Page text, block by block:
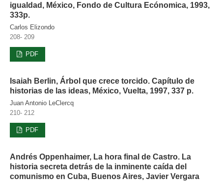
igualdad, México, Fondo de Cultura Ecónomica, 1993,
333p.
Carlos Elizondo
208- 209
PDF
Isaiah Berlin, Árbol que crece torcido. Capítulo de
historias de las ideas, México, Vuelta, 1997, 337 p.
Juan Antonio LeClercq
210- 212
PDF
Andrés Oppenhaimer, La hora final de Castro. La
historia secreta detrás de la inminente caída del
comunismo en Cuba, Buenos Aires, Javier Vergara